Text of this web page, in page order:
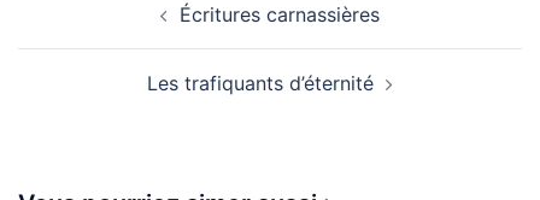
Écritures carnassières
Les trafiquants d’éternité